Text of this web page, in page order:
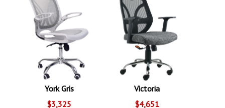
York Gris
$3,325
Victoria
$4,651